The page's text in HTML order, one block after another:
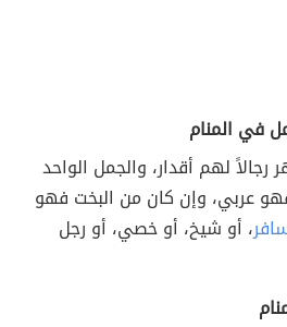
في المنام
رجالاً لهم أقدار، والجمل الواحد
عربي، وإن كان من البخت فهو
، أو شيخ، أو خصي، أو رجل